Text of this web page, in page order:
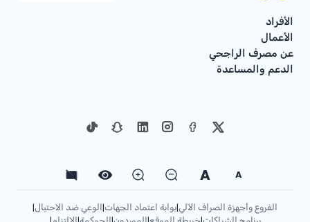
الأفراد
الأعمال
عن مصرف الراجحي
الدعم والمساعدة
A
A
الفروع وأجهزة الصراف الآلي|بوابة اعتماد الجهات|الوعي ضد الاحتيال|